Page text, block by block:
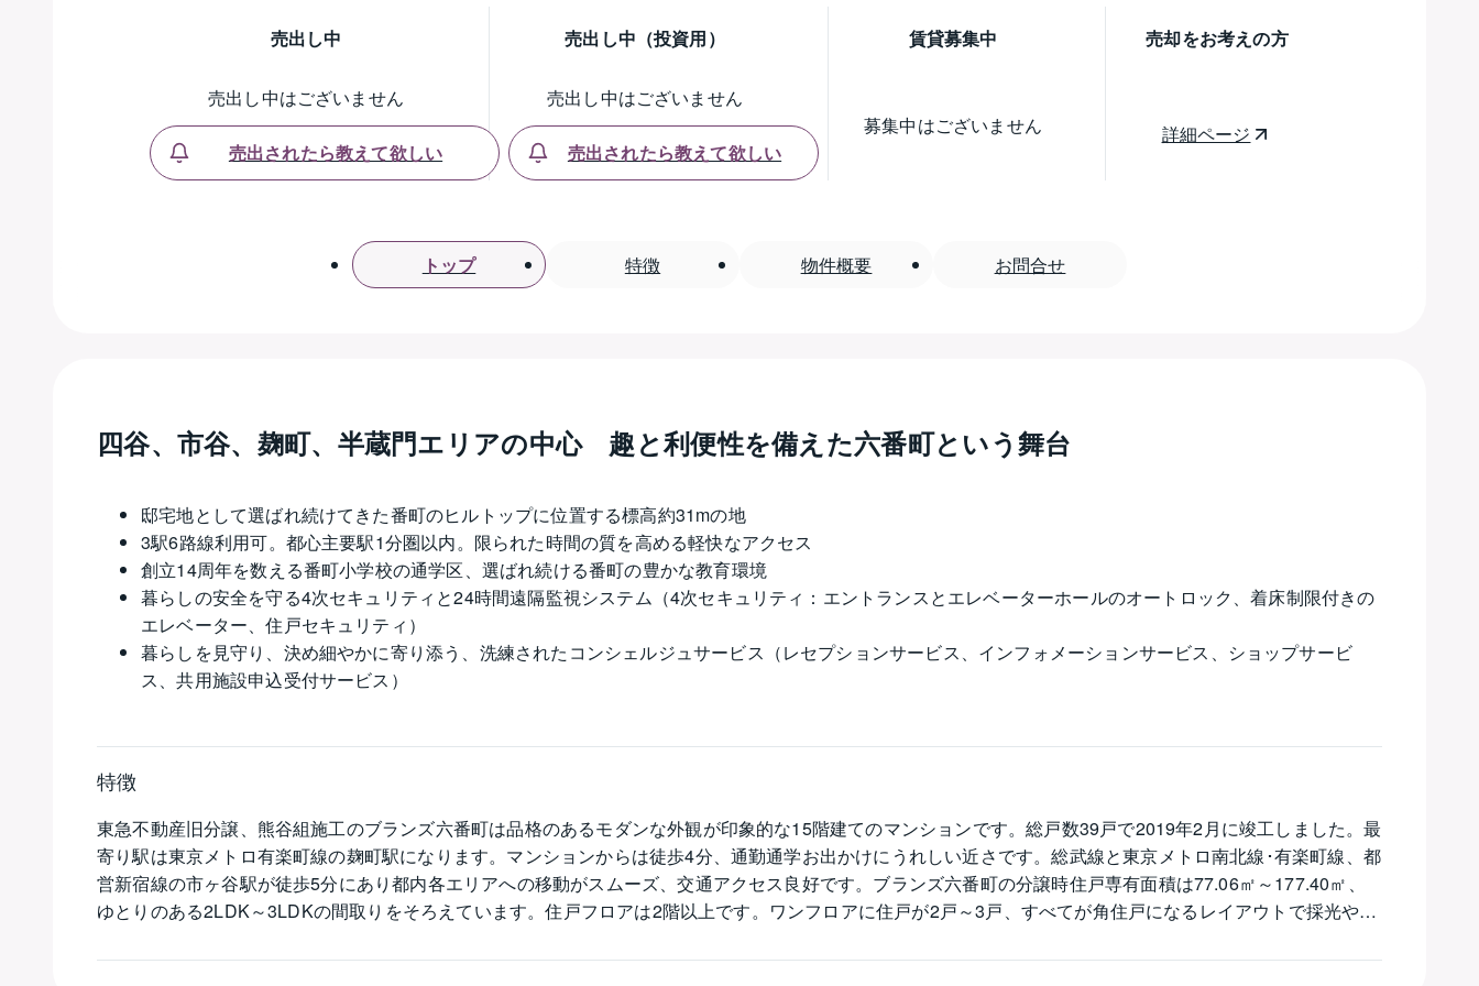
売出し中
売出し中はございません
売出されたら教えて欲しい
売出し中（投資用）
売出し中はございません
売出されたら教えて欲しい
賃貸募集中
募集中はございません
売却をお考えの方
詳細ページ
トップ 特徴 物件概要 お問合せ
四谷、市谷、麹町、半蔵門エリアの中心　趣と利便性を備えた六番町という舞台
邸宅地として選ばれ続けてきた番町のヒルトップに位置する標高約31mの地
3駅6路線利用可。都心主要駅1分圏以内。限られた時間の質を高める軽快なアクセス
創立14周年を数える番町小学校の通学区、選ばれ続ける番町の豊かな教育環境
暮らしの安全を守る4次セキュリティと24時間遠隔監視システム（4次セキュリティ：エントランスとエレベーターホールのオートロック、着床制限付きの
エレベーター、住戸セキュリティ）
暮らしを見守り、決め細やかに寄り添う、洗練されたコンシェルジュサービス（レセプションサービス、インフォメーションサービス、ショップサービ
ス、共用施設申込受付サービス）
特徴
東急不動産旧分譲、熊谷組施工のブランズ六番町は品格のあるモダンな外観が印象的な15階建てのマンションです。総戸数39戸で2019年2月に竣工しました。最
寄り駅は東京メトロ有楽町線の麹町駅になります。マンションからは徒歩4分、通勤通学お出かけにうれしい近さです。総武線と東京メトロ南北線･有楽町線、都
営新宿線の市ヶ谷駅が徒歩5分にあり都内各エリアへの移動がスムーズ、交通アクセス良好です。ブランズ六番町の分譲時住戸専有面積は77.06㎡～177.40㎡、
ゆとりのある2LDK～3LDKの間取りをそろえています。住戸フロアは2階以上です。ワンフロアに住戸が2戸～3戸、すべてが角住戸になるレイアウトで採光や通
ポートをしてくれます。ブランズ六番町は地震の揺れを減少する効果が期待できる免震構造です。24時間セキュリティシステム、インターホンと連動したエント